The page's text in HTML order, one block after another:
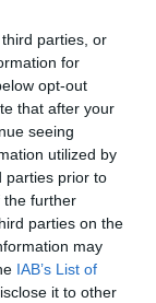
parties, or
for
opt-out
that after your
seeing
utilized by
parties prior to
the further
parties on the
may
IAB’s List of
it to other